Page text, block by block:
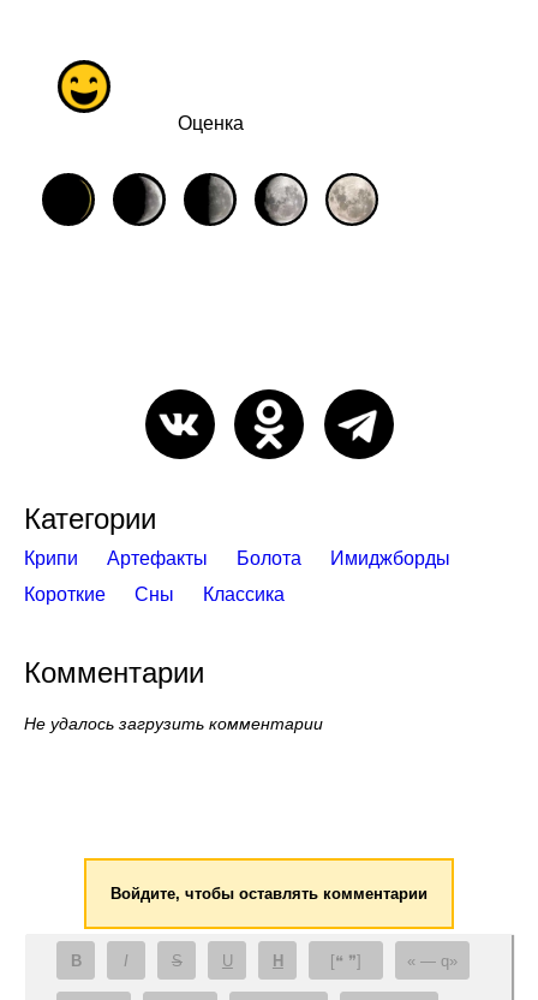
Оценка
Категории
Крипи Артефакты Болота
Имиджборды
Короткие
Сны Классика
Комментарии
Не удалось загрузить комментарии
Войдите, чтобы оставлять комментарии
B I S U H [❝ ❞] — q